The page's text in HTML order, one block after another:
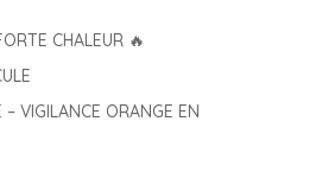
CHALEUR 🔥
VIGILANCE ORANGE EN